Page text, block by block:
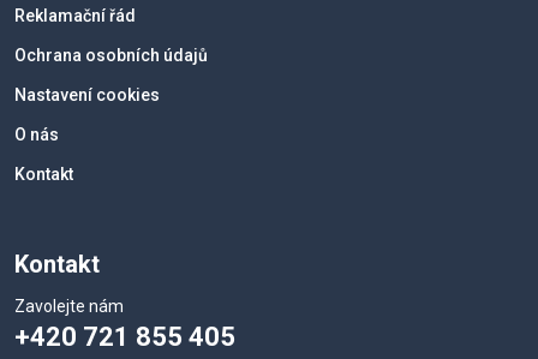
Reklamační řád
Ochrana osobních údajů
Nastavení cookies
O nás
Kontakt
Kontakt
Zavolejte nám
+420 721 855 405